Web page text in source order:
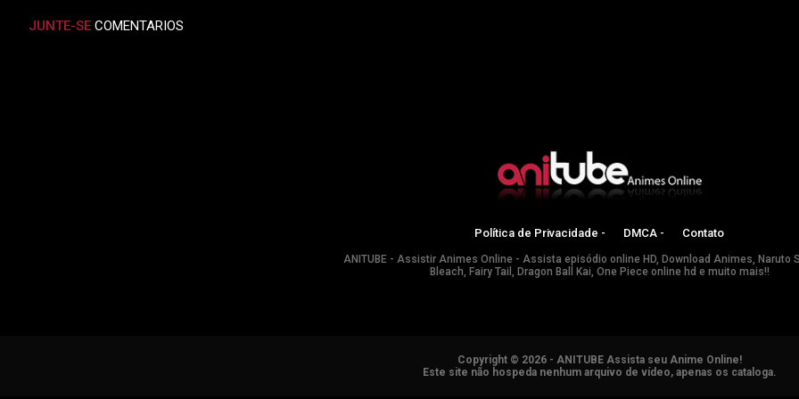
JUNTE-SE COMENTARIOS
Política de Privacidade - DMCA - Contato
ANITUBE - Assistir Animes Online - Assista episódio online HD, Download Animes, Naruto
Bleach, Fairy Tail, Dragon Ball Kai, One Piece online hd e muito mais!!
Copyright © 2026 - ANITUBE Assista seu Anime Online!
Este site não hospeda nenhum arquivo de vídeo, apenas os cataloga.